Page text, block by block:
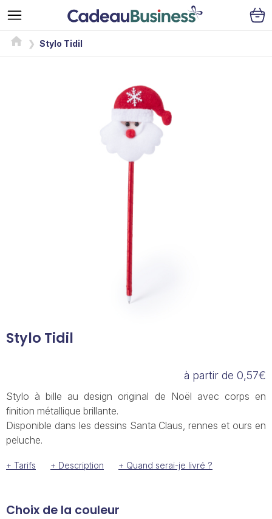
Stylo Tidil
Stylo Tidil
à partir de 0,57€
Stylo à bille au design original de Noël avec corps en
finition métallique brillante.
Disponible dans les dessins Santa Claus, rennes et ours en
peluche.
+ Tarifs + Description + Quand serai-je livré ?
Choix de la couleur